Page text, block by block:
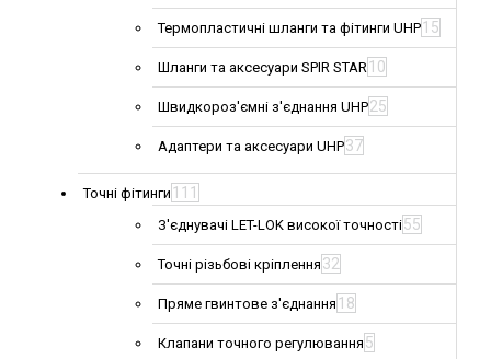
Термопластичні шланги та фітинги UHP 15
Шланги та аксесуари SPIR STAR 10
Швидкороз'ємні з'єднання UHP25
Адаптери та аксесуари UHP37
Точні фітинги 111
З'єднувачі LET-LOK високої точності55
Точні різьбові кріплення 32
Пряме гвинтове з'єднання 18
Клапани точного регулювання 5